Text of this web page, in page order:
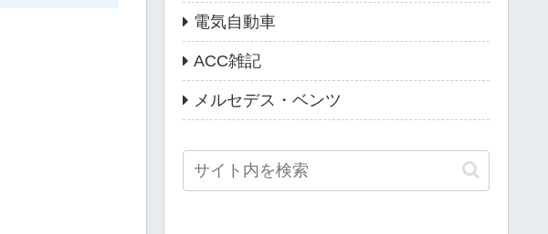
電気自動車
ACC雑記
メルセデス・ベンツ